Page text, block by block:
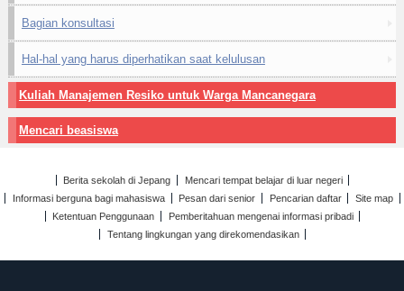
Bagian konsultasi
Hal-hal yang harus diperhatikan saat kelulusan
Kuliah Manajemen Resiko untuk Warga Mancanegara
Mencari beasiswa
Berita sekolah di Jepang
Mencari tempat belajar di luar negeri
Informasi berguna bagi mahasiswa
Pesan dari senior Pencarian daftar
Site map
Ketentuan Penggunaan
Pemberitahuan mengenai informasi pribadi
Tentang lingkungan yang direkomendasikan